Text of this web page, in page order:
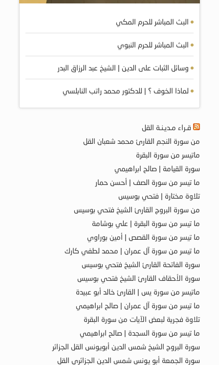
البث المباشر للحرم المكي
البث المباشر للحرم النبوي
وسائل الثبات على الدين | الشيخ عبد الرزاق البدر
لماذا الخوف ؟ | للدكتور محمد راتب النابلسي
قـراء مـديـنـة القل
من سورة النجم القارئ محمد شعبان القل
ماتيسر من سورة البقرة
سورة القيامة | صالح ابراهيمي
ما تيسر من سورة الصف | أحسن حمار
تلاوة مختارة | فتحي بوسيس
من سورة البروج القارئ الشيخ فتحي بوسيس
ما تيسر من سورة البقرة | علي بوشامة
ما تيسر من سورة القصص | أمين بوراوي
ما تيسر من سورة آل عمران | محمد لطفي كارك
سورة الفاتحة القارئ الشيخ فتحي بوسيس
سورة الأحقاف القارئ الشيخ فتحي بوسيس
ماتيسر من سورة يس | القارئ خالد أبو عبيدة
ما تيسر من سورة آل عمران | صالح ابراهيمي
تلاوة فجرية لبعض الآيات من سورة البقرة
ما تيسر من سورة السجدة | صالح ابراهيمي
سورة البروج الشيخ شمس الدين أبويونس القل الجزائر
سورة الجمعة أبو يونس شمس الدين الجزائري القل